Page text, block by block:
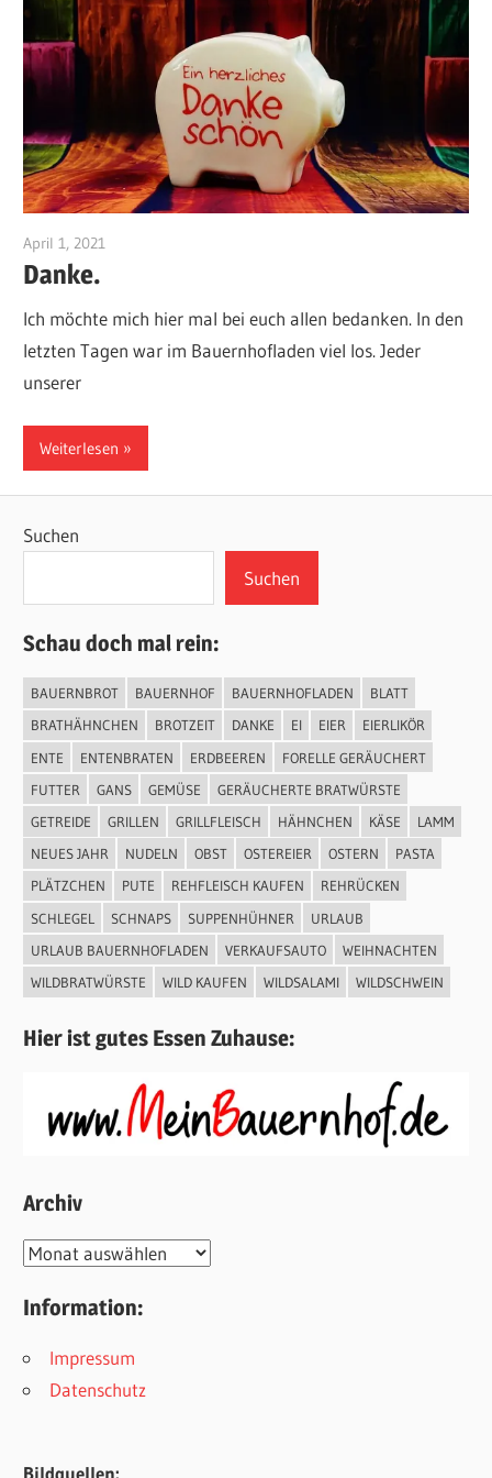
April 1, 2021
Danke.
Ich möchte mich hier mal bei euch allen bedanken. In den
letzten Tagen war im Bauernhofladen viel los. Jeder
unserer
Weiterlesen
Suchen
Suchen
Schau doch mal rein:
BAUERNBROT BAUERNHOF BAUERNHOFLADEN
BLATT
BRATHÄHNCHEN
BROTZEIT DANKE EI EIER
EIERLIKÖR
ENTE
ENTENBRATEN ERDBEEREN
FORELLE GERÄUCHERT
FUTTER
GANS GEMÜSE
GERÄUCHERTE BRATWÜRSTE
GETREIDE
GRILLEN GRILLFLEISCH HÄHNCHEN KÄSE
LAMM
NEUES JAHR
NUDELN OBST OSTEREIER OSTERN
PASTA
PLÄTZCHEN
PUTE REHFLEISCH KAUFEN
REHRÜCKEN
SCHLEGEL
SCHNAPS SUPPENHÜHNER
URLAUB
URLAUB BAUERNHOFLADEN
VERKAUFSAUTO
WEIHNACHTEN
WILDBRATWÜRSTE
WILD KAUFEN WILDSALAMI WILDSCHWEIN
Hier ist gutes Essen Zuhause:
Archiv
Archiv
Information:
Impressum
Datenschutz
Bildquellen: